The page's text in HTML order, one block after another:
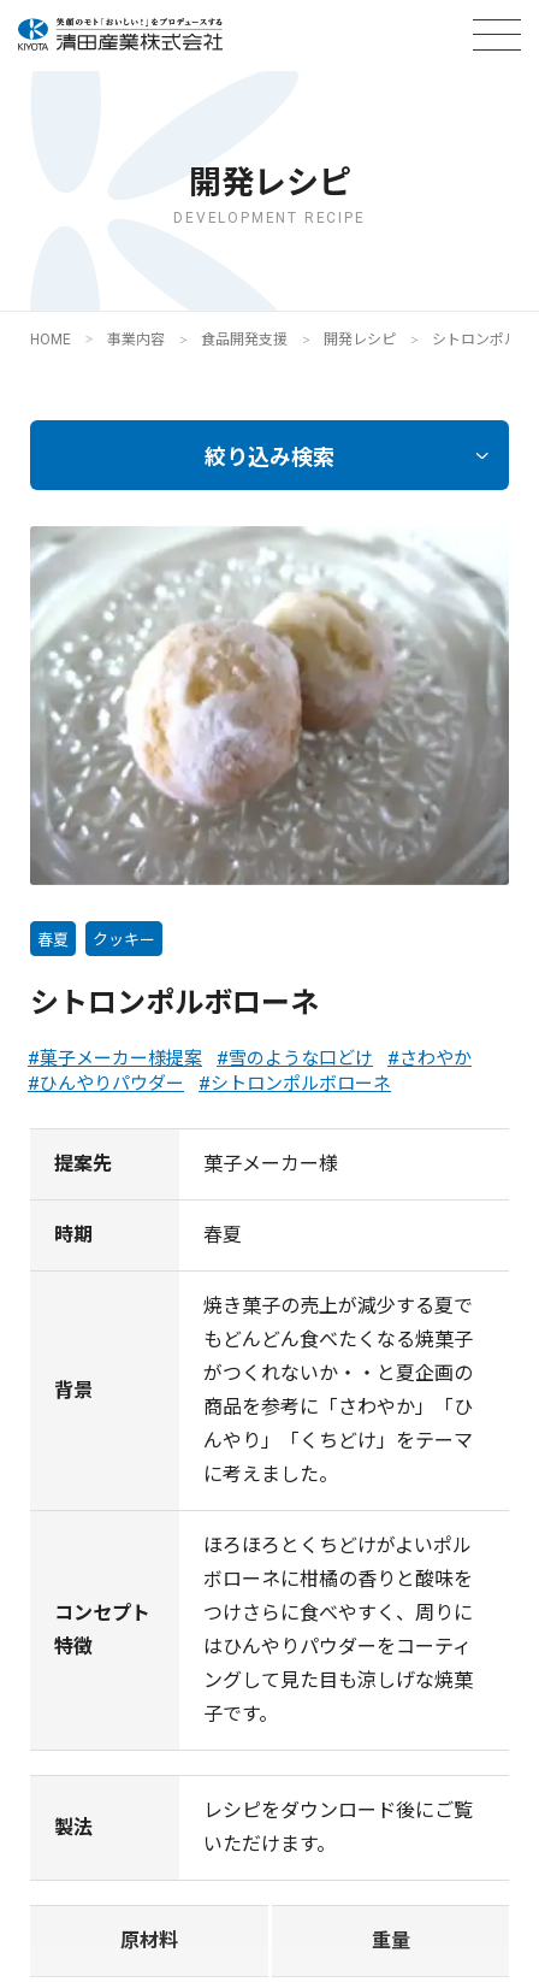
開発レシピ
DEVELOPMENT RECIPE
HOME 事業内容 食品開発支援 開発レシピ シトロンポルボ
絞り込み検索
春夏 クッキー
シトロンポルボローネ
菓子メーカー様提案 雪のような口どけ
さわやか
ひんやりパウダー
シトロンポルボローネ
提案先 菓子メーカー様
時期 春夏
背景
焼き菓子の売上が減少する夏で
もどんどん食べたくなる焼菓子
がつくれないか・・と夏企画の
商品を参考に「さわやか」「ひ
んやり」「くちどけ」をテーマ
に考えました。
コンセプト
特徴
ほろほろとくちどけがよいポル
ボローネに柑橘の香りと酸味を
つけさらに食べやすく、周りに
はひんやりパウダーをコーティ
ングして見た目も涼しげな焼菓
子です。
製法
レシピをダウンロード後にご覧
いただけます。
原材料 重量